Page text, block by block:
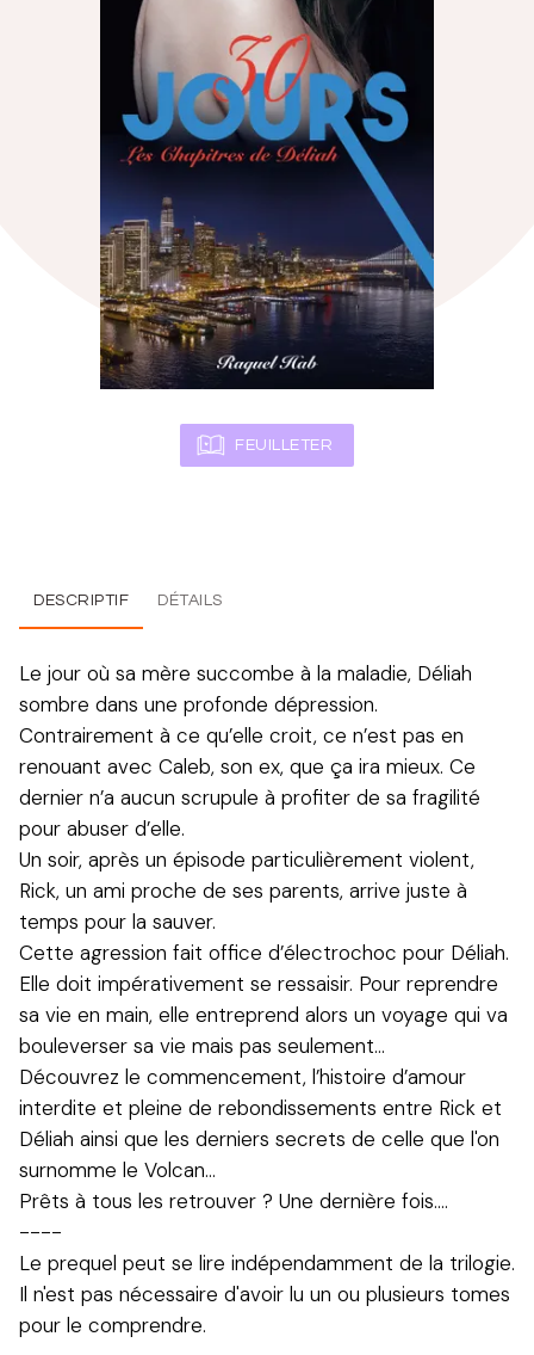
FEUILLETER
DESCRIPTIF DÉTAILS
Le jour où sa mère succombe à la maladie, Déliah
sombre dans une profonde dépression.
Contrairement à ce qu’elle croit, ce n’est pas en
renouant avec Caleb, son ex, que ça ira mieux. Ce
dernier n’a aucun scrupule à profiter de sa fragilité
pour abuser d’elle.
Un soir, après un épisode particulièrement violent,
Rick, un ami proche de ses parents, arrive juste à
temps pour la sauver.
Cette agression fait office d’électrochoc pour Déliah.
Elle doit impérativement se ressaisir. Pour reprendre
sa vie en main, elle entreprend alors un voyage qui va
bouleverser sa vie mais pas seulement…
Découvrez le commencement, l’histoire d’amour
interdite et pleine de rebondissements entre Rick et
Déliah ainsi que les derniers secrets de celle que l'on
surnomme le Volcan...
Prêts à tous les retrouver ? Une dernière fois....
----
Le prequel peut se lire indépendamment de la trilogie.
Il n'est pas nécessaire d'avoir lu un ou plusieurs tomes
pour le comprendre.